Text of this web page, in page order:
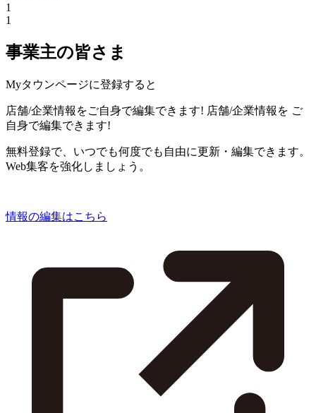
1
1
事業主の皆さま
Myタウンページに登録すると
店舗/企業情報をご自身で編集できます! 店舗/企業情報を ご
自身で編集できます!
無料登録で、いつでも何度でも自由に更新・編集できます。
Web集客を強化しましょう。
情報の編集はこちら